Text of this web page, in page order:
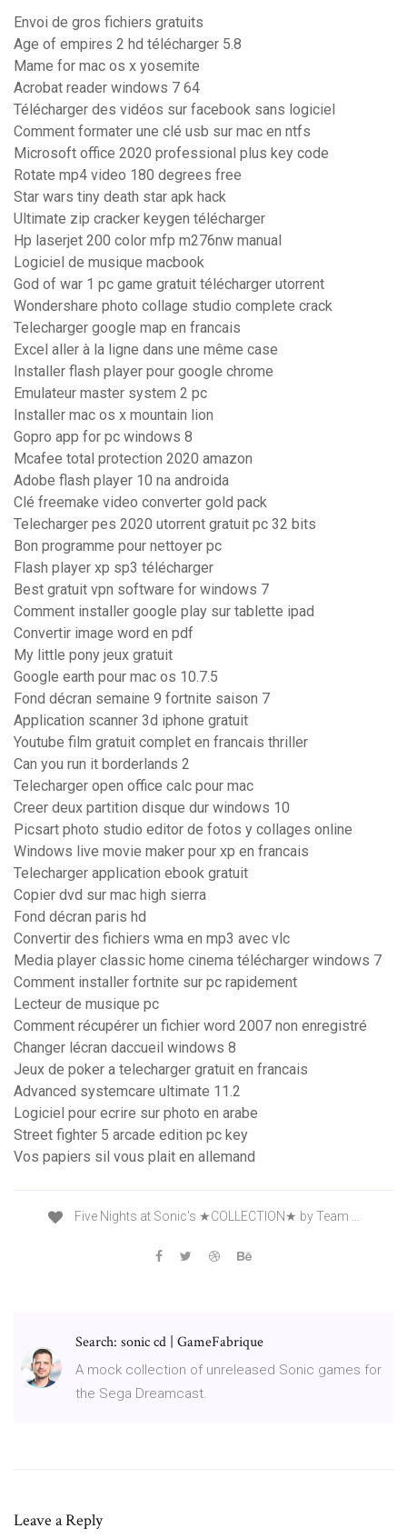
Envoi de gros fichiers gratuits
Age of empires 2 hd télécharger 5.8
Mame for mac os x yosemite
Acrobat reader windows 7 64
Télécharger des vidéos sur facebook sans logiciel
Comment formater une clé usb sur mac en ntfs
Microsoft office 2020 professional plus key code
Rotate mp4 video 180 degrees free
Star wars tiny death star apk hack
Ultimate zip cracker keygen télécharger
Hp laserjet 200 color mfp m276nw manual
Logiciel de musique macbook
God of war 1 pc game gratuit télécharger utorrent
Wondershare photo collage studio complete crack
Telecharger google map en francais
Excel aller à la ligne dans une même case
Installer flash player pour google chrome
Emulateur master system 2 pc
Installer mac os x mountain lion
Gopro app for pc windows 8
Mcafee total protection 2020 amazon
Adobe flash player 10 na androida
Clé freemake video converter gold pack
Telecharger pes 2020 utorrent gratuit pc 32 bits
Bon programme pour nettoyer pc
Flash player xp sp3 télécharger
Best gratuit vpn software for windows 7
Comment installer google play sur tablette ipad
Convertir image word en pdf
My little pony jeux gratuit
Google earth pour mac os 10.7.5
Fond décran semaine 9 fortnite saison 7
Application scanner 3d iphone gratuit
Youtube film gratuit complet en francais thriller
Can you run it borderlands 2
Telecharger open office calc pour mac
Creer deux partition disque dur windows 10
Picsart photo studio editor de fotos y collages online
Windows live movie maker pour xp en francais
Telecharger application ebook gratuit
Copier dvd sur mac high sierra
Fond décran paris hd
Convertir des fichiers wma en mp3 avec vlc
Media player classic home cinema télécharger windows 7
Comment installer fortnite sur pc rapidement
Lecteur de musique pc
Comment récupérer un fichier word 2007 non enregistré
Changer lécran daccueil windows 8
Jeux de poker a telecharger gratuit en francais
Advanced systemcare ultimate 11.2
Logiciel pour ecrire sur photo en arabe
Street fighter 5 arcade edition pc key
Vos papiers sil vous plait en allemand
Five Nights at Sonic's ★COLLECTION★ by Team …
Search: sonic cd | GameFabrique
A mock collection of unreleased Sonic games for
the Sega Dreamcast.
Leave a Reply